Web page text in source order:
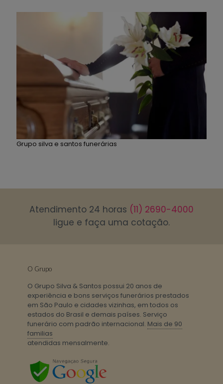
Grupo silva e santos funerárias
Atendimento 24 horas (11) 2690-4000
ligue e faça uma cotação.
O Grupo
O Grupo Silva & Santos possui 20 anos de
experiência e bons serviços funerários prestados
em São Paulo e cidades vizinhas, em todos os
estados do Brasil e demais países. Serviço
funerário com padrão internacional. Mais de 90
familias
atendidas mensalmente.